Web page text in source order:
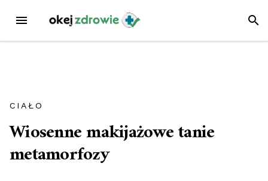
treści
MENU
CIAŁO
Wiosenne makijażowe tanie
metamorfozy